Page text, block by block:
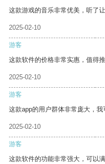
这款游戏的音乐非常优美，听了让
2025-02-10
游客
这款软件的价格非常实惠，值得推
2025-02-10
游客
这款app的用户群体非常庞大，我
2025-02-10
游客
这款软件的功能非常强大，可以